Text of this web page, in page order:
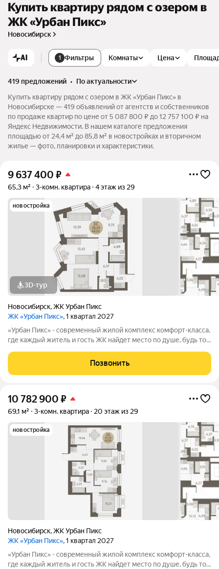
Купить квартиру рядом с озером в
ЖК «Урбан Пикс»
Новосибирск
AI 1 Фильтры Комнаты Цена
419 предложений •
по актуальности
Купить квартиру рядом с озером в ЖК «Урбан Пикс» в
Новосибирске — 419 объявлений от агентств и собственников
по продаже квартир по цене от 5 087 800 ₽ до 12 757 100 ₽ на
Яндекс Недвижимости. В нашем каталоге предложения
площадью от 24,4 м² до 85,8 м² в новостройках и вторичном
жилье — фото, планировки и характеристики.
9 637 400 ₽
65,3 м² 3-комн. квартира 4 этаж из 29
новостройка
3D-тур
Новосибирск,ЖК Урбан Пикс
ЖК «Урбан Пикс», 1 квартал 2027
«Урбан Пикс» - cовременный жилой комплекс комфорт-класса,
где каждый житель и гость ЖК найдет место по душе, будь то
дерева. Дома, объединенные одной концепцией, станут
точкой притяжения,
Позвонить
10 782 900 ₽
69,1 м² 3-комн. квартира 20 этаж из 29
новостройка
Новосибирск,ЖК Урбан Пикс
ЖК «Урбан Пикс», 1 квартал 2027
«Урбан Пикс» - cовременный жилой комплекс комфорт-класса,
где каждый житель и гость ЖК найдет место по душе, будь то